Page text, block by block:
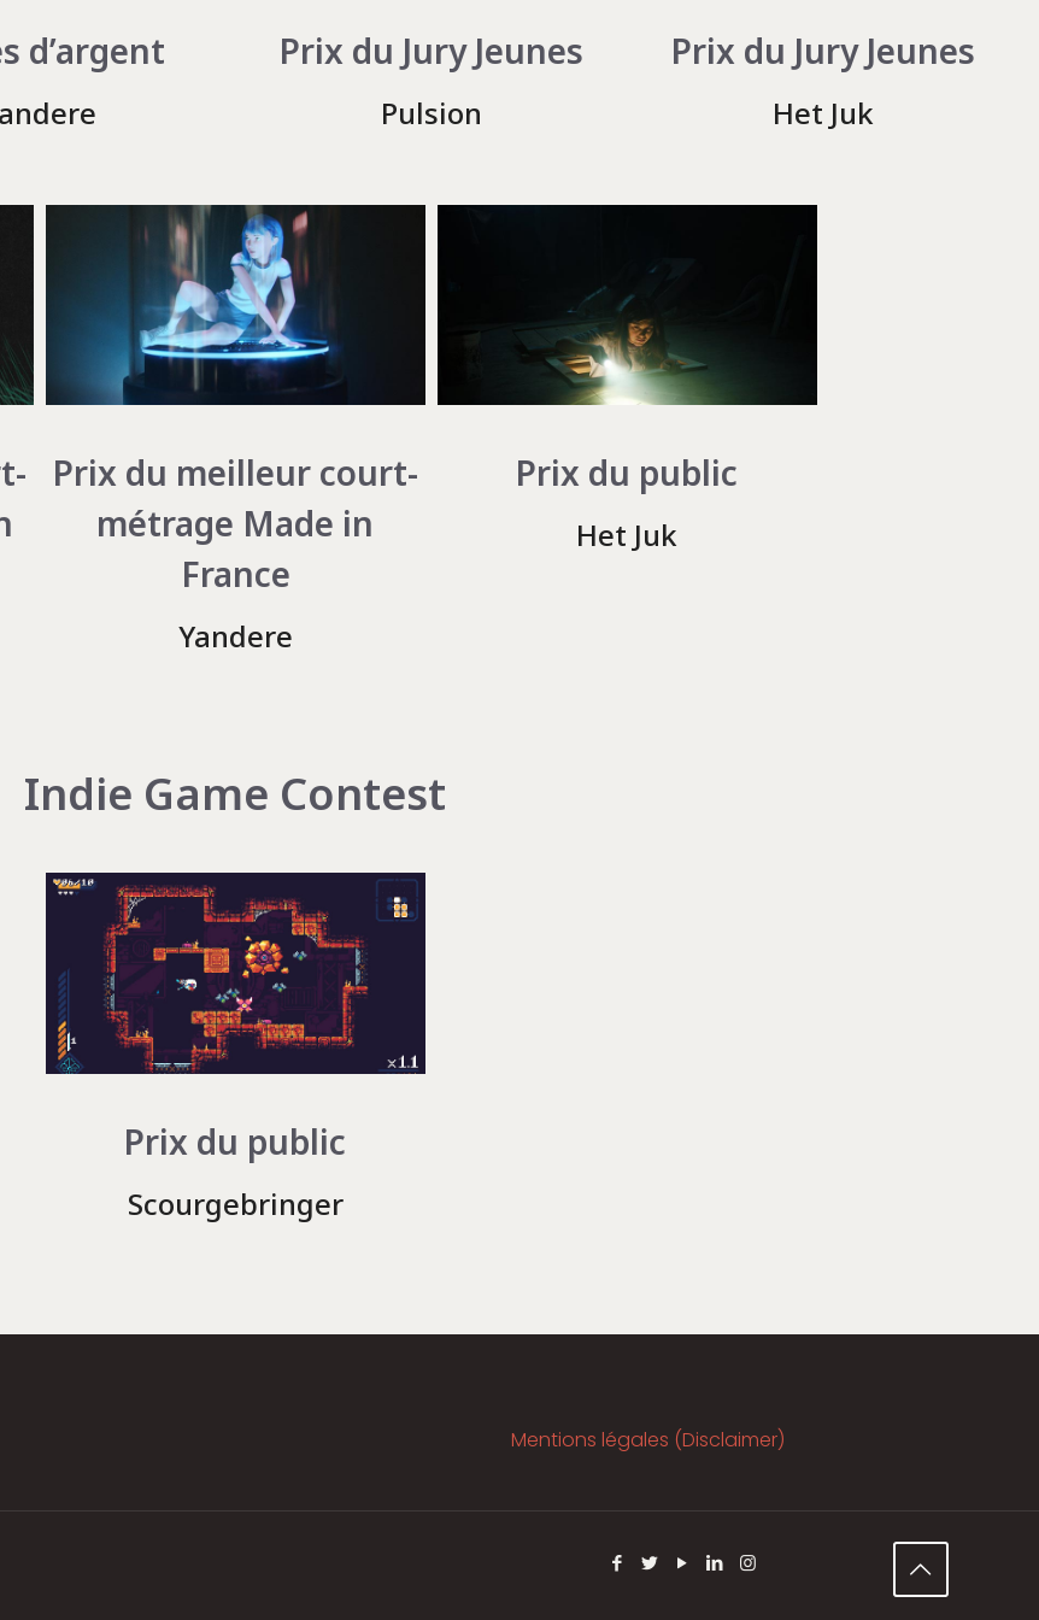
d’argent Prix du Jury Jeunes
Pulsion
Prix du Jury Jeunes
Het Juk
Prix du meilleur court-
métrage Made in
France
Yandere
Prix du public
Het Juk
Indie Game Contest
Prix du public
Scourgebringer
Mentions légales (Disclaimer)